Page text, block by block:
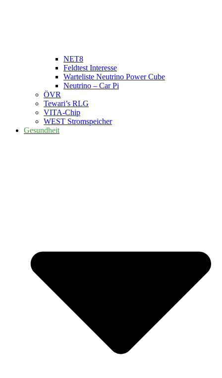
NET8
Feldtest Interesse
Warteliste Neutrino Power Cube
Neutrino – Car Pi
ÖVR
Tewari’s RLG
VITA-Chip
WEST Stromspeicher
Gesundheit